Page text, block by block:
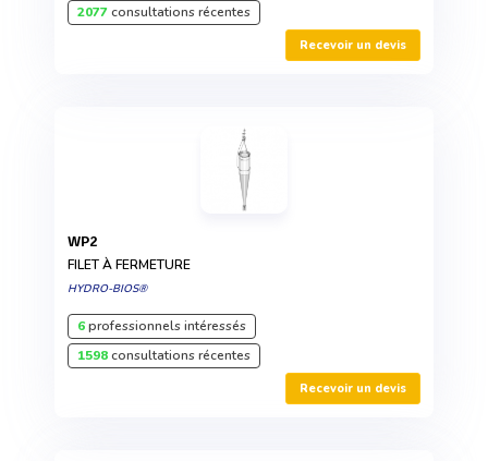
2077consultations récentes
Recevoir un devis
WP2
FILET À FERMETURE
HYDRO-BIOS®
6professionnels intéressés
1598consultations récentes
Recevoir un devis